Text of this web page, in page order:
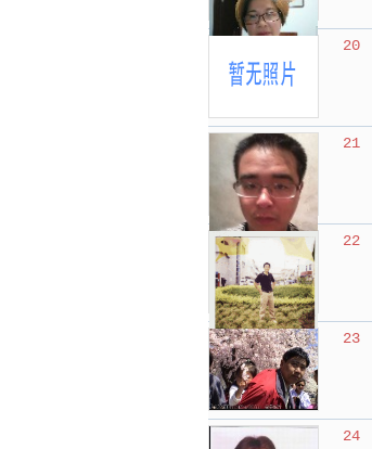
20
21
22
23
24